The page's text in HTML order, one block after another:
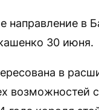
направление в
30 июня.
в
возможностей